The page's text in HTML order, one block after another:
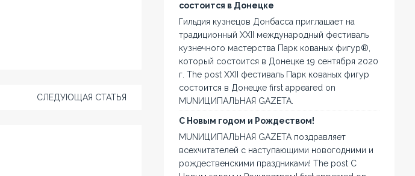
СЛЕДУЮЩАЯ СТАТЬЯ
состоится в Донецке
Гильдия кузнецов Донбасса приглашает на
традиционный XXII международный фестиваль
кузнечного мастерства Парк кованых фигур®,
который состоится в Донецке 19 сентября 2020
г. The post XXII фестиваль Парк кованых фигур
состоится в Донецке first appeared on
MUNИЦИПАЛЬНАЯ GAZЕТА.
С Новым годом и Рождеством!
MUNИЦИПАЛЬНАЯ GAZЕТА поздравляет
всехчитателей с наступающими новогодними и
рождественскими праздниками! The post С